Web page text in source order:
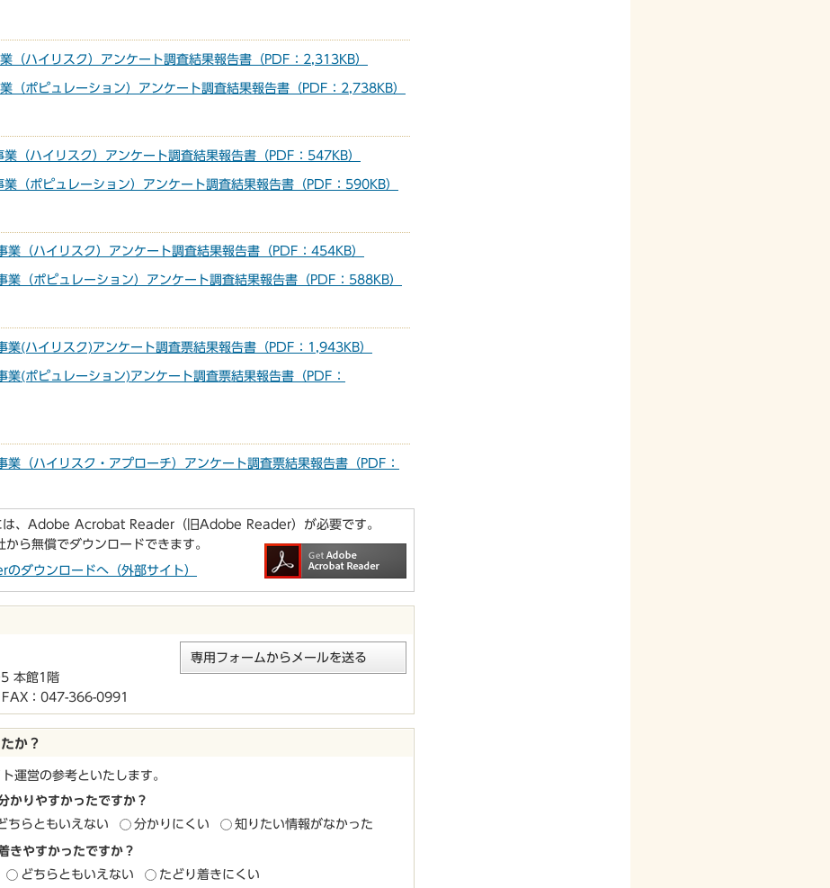
（ハイリスク）アンケート調査結果報告書（PDF：2,313KB）
（ポピュレーション）アンケート調査結果報告書（PDF：2,738KB）
（ハイリスク）アンケート調査結果報告書（PDF：547KB）
（ポピュレーション）アンケート調査結果報告書（PDF：590KB）
業（ハイリスク）アンケート調査結果報告書（PDF：454KB）
業（ポピュレーション）アンケート調査結果報告書（PDF：588KB）
業(ハイリスク)アンケート調査票結果報告書（PDF：1,943KB）
(ポピュレーション)アンケート調査票結果報告書（PDF：
（ハイリスク・アプローチ）アンケート調査票結果報告書（PDF：
は、Adobe Acrobat Reader（旧Adobe Reader）が必要です。
ら無償でダウンロードできます。
ダウンロードへ（外部サイト）
本館1階
：047-366-0991
専用フォームからメールを送る
か？
運営の参考といたします。
かりやすかったですか？
ちらともいえない 分かりにくい 知りたい情報がなかった
きやすかったですか？
どちらともいえない たどり着きにくい